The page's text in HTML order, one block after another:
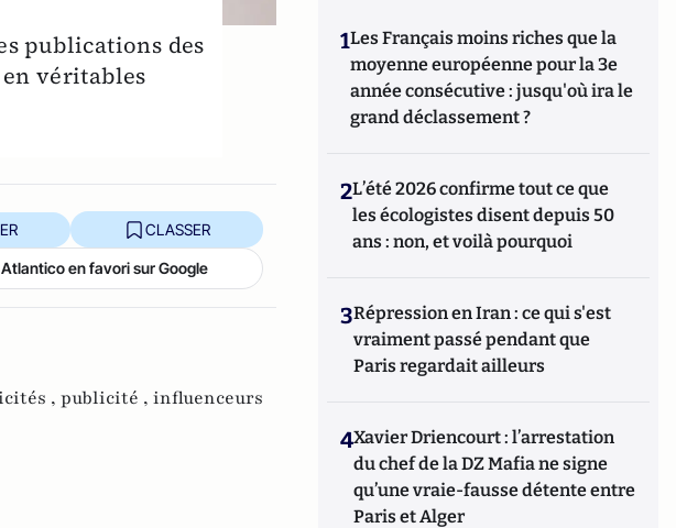
publications des
véritables
CLASSER
en favori sur Google
, publicité , influenceurs
1Les Français moins riches que la
moyenne européenne pour la 3e
année consécutive : jusqu'où ira le
grand déclassement ?
2L’été 2026 confirme tout ce que
les écologistes disent depuis 50
ans : non, et voilà pourquoi
3Répression en Iran : ce qui s'est
vraiment passé pendant que
Paris regardait ailleurs
4Xavier Driencourt : l’arrestation
du chef de la DZ Mafia ne signe
qu’une vraie-fausse détente entre
Paris et Alger